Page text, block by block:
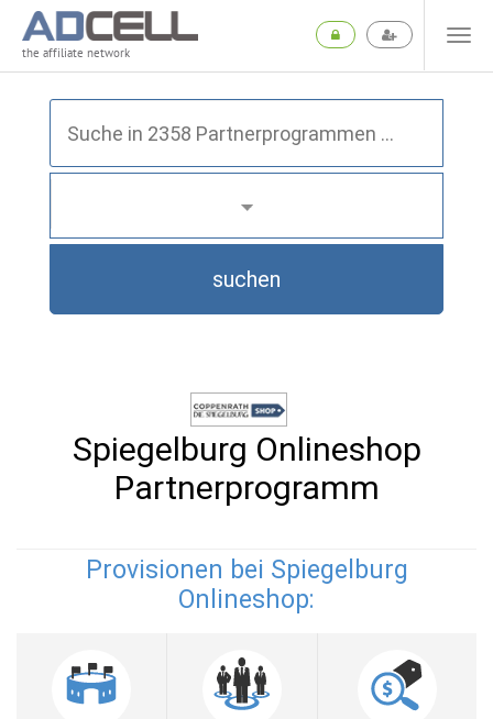
the affiliate network
suchen
Spiegelburg Onlineshop
Partnerprogramm
Provisionen bei Spiegelburg
Onlineshop: